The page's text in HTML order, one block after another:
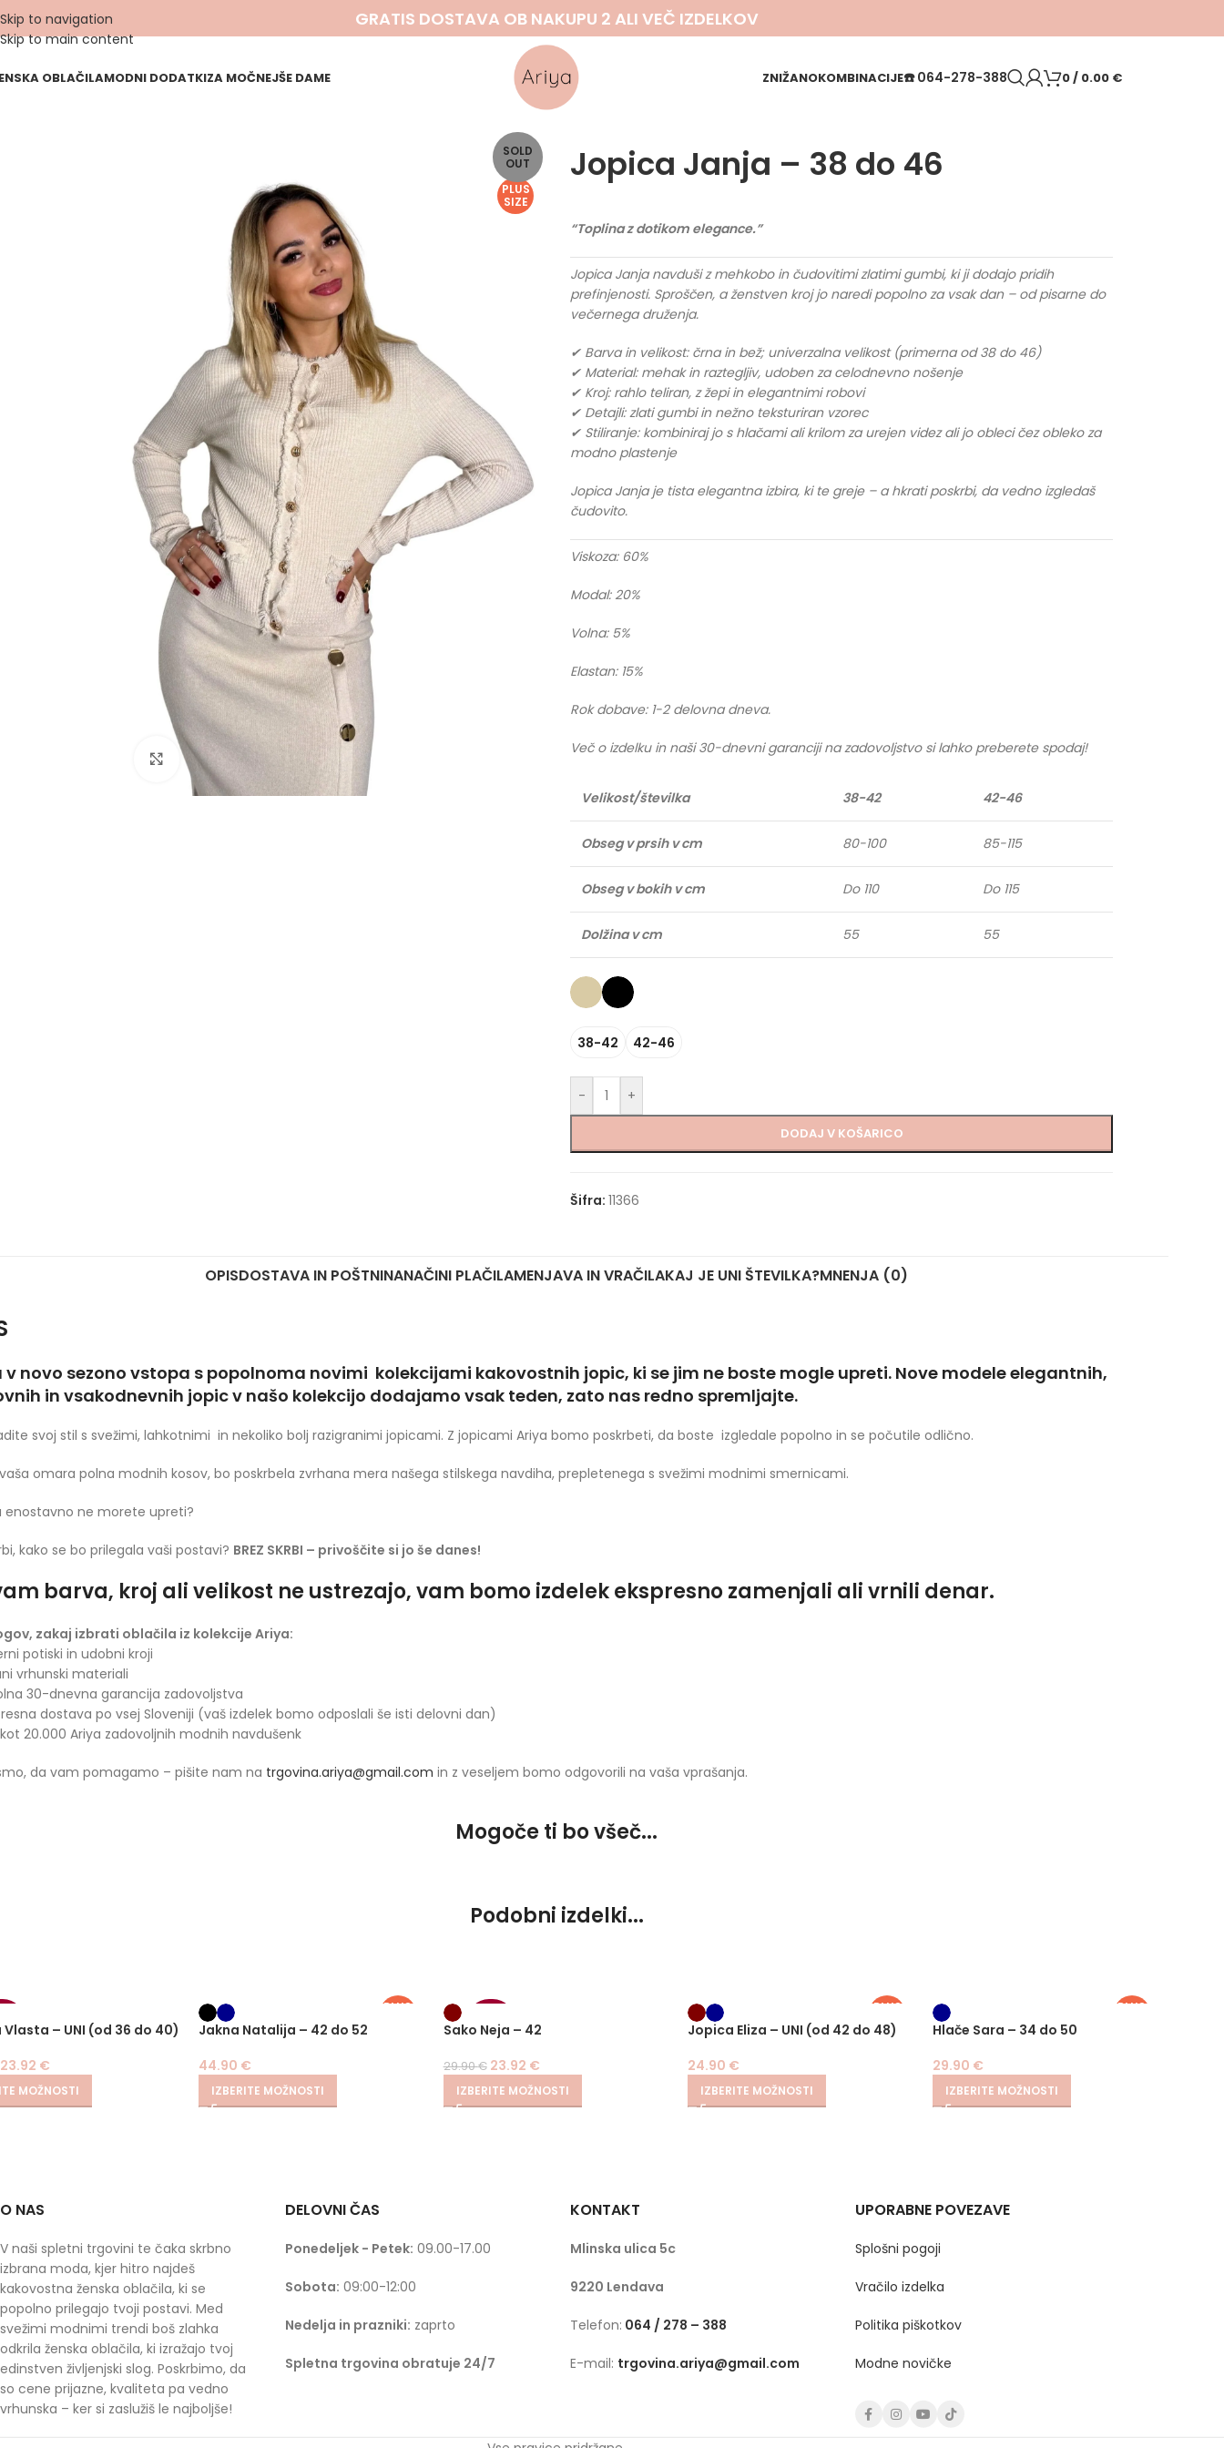
Skip to navigation
Skip to main content
GRATIS DOSTAVA OB NAKUPU 2 ALI VEČ IZDELKOV
OBLAČILAMODNI DODATKIZA MOČNEJŠE DAME ZNIŽANOKOMBINACIJE☎️064-278-388 0/ 0.00 €
SOLD
OUT
PLUS
SIZE
Click to enlarge
Jopica Janja – 38 do 46
“Toplina z dotikom elegance.”
Jopica Janja navduši z mehkobo in čudovitimi zlatimi gumbi, ki ji dodajo pridih
prefinjenosti. Sproščen, a ženstven kroj jo naredi popolno za vsak dan – od pisarne do
večernega druženja.
✔ Barva in velikost: črna in bež; univerzalna velikost (primerna od 38 do 46)
✔ Material: mehak in raztegljiv, udoben za celodnevno nošenje
✔ Kroj: rahlo teliran, z žepi in elegantnimi robovi
✔ Detajli: zlati gumbi in nežno teksturiran vzorec
✔ Stiliranje: kombiniraj jo s hlačami ali krilom za urejen videz ali jo obleci čez obleko za
modno plastenje
Jopica Janja je tista elegantna izbira, ki te greje – a hkrati poskrbi, da vedno izgledaš
čudovito.
Viskoza: 60%
Modal: 20%
Volna: 5%
Elastan: 15%
Rok dobave: 1-2 delovna dneva.
Več o izdelku in naši 30-dnevni garanciji na zadovoljstvo si lahko preberete spodaj!
Velikost/številka 38-42 42-46
Obseg v prsih v cm 80-100 85-115
Obseg v bokih v cm Do 110 Do 115
Dolžina v cm 55 55
38-42 42-46
- +
DODAJ V KOŠARICO
Šifra: 11366
OPISDOSTAVA IN POŠTNINANAČINI PLAČILAMENJAVA IN VRAČILAKAJ JE UNI ŠTEVILKA?MNENJA (0)
v novo sezono vstopa s popolnoma novimi kolekcijami kakovostnih jopic, ki se jim ne boste mogle upreti. Nove modele elegantnih,
in vsakodnevnih jopic v našo kolekcijo dodajamo vsak teden, zato nas redno spremljajte.
svoj stil s svežimi, lahkotnimi in nekoliko bolj razigranimi jopicami. Z jopicami Ariya bomo poskrbeti, da boste izgledale popolno in se počutile odlično.
omara polna modnih kosov, bo poskrbela zvrhana mera našega stilskega navdiha, prepletenega s svežimi modnimi smernicami.
enostavno ne morete upreti?
kako se bo prilegala vaši postavi? BREZ SKRBI – privoščite si jo še danes!
barva, kroj ali velikost ne ustrezajo, vam bomo izdelek ekspresno zamenjali ali vrnili denar.
zakaj izbrati oblačila iz kolekcije Ariya:
potiski in udobni kroji
vrhunski materiali
30-dnevna garancija zadovoljstva
dostava po vsej Sloveniji (vaš izdelek bomo odposlali še isti delovni dan)
20.000 Ariya zadovoljnih modnih navdušenk
da vam pomagamo – pišite nam na trgovina.ariya@gmail.com in z veseljem bomo odgovorili na vaša vprašanja.
Mogoče ti bo všeč...
Podobni izdelki...
Vlasta – UNI (od 36 do 40)
23.92 €
MOŽNOSTI
PLUS
Jakna Natalija – 42 do 52
44.90 €
IZBERITE MOŽNOSTI
-20%
Sako Neja – 42
29.90€ 23.92 €
IZBERITE MOŽNOSTI
PLUS
SIZE
Jopica Eliza – UNI (od 42 do 48)
24.90 €
IZBERITE MOŽNOSTI
PLUS
Hlače Sara – 34 do 50
29.90 €
IZBERITE MOŽNOSTI
O NAS
V naši spletni trgovini te čaka skrbno
izbrana moda, kjer hitro najdeš
kakovostna ženska oblačila, ki se
popolno prilegajo tvoji postavi. Med
svežimi modnimi trendi boš zlahka
odkrila ženska oblačila, ki izražajo tvoj
edinstven življenjski slog. Poskrbimo, da
so cene prijazne, kvaliteta pa vedno
vrhunska – ker si zaslužiš le najboljše!
DELOVNI ČAS
Ponedeljek - Petek: 09.00-17.00
Sobota: 09:00-12:00
Nedelja in prazniki: zaprto
Spletna trgovina obratuje 24/7
KONTAKT
Mlinska ulica 5c
9220 Lendava
Telefon: 064 / 278 – 388
E-mail: trgovina.ariya@gmail.com
UPORABNE POVEZAVE
Splošni pogoji
Vračilo izdelka
Politika piškotkov
Modne novičke